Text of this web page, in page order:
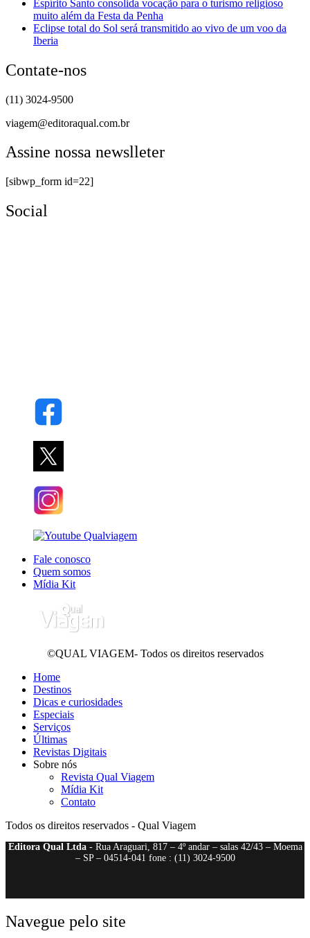
Espírito Santo consolida vocação para o turismo religioso
muito além da Festa da Penha
Eclipse total do Sol será transmitido ao vivo de um voo da
Iberia
Contate-nos
(11) 3024-9500
viagem@editoraqual.com.br
Assine nossa newslleter
[sibwp_form id=22]
Social
Fale conosco
Quem somos
Mídia Kit
©QUAL VIAGEM- Todos os direitos reservados
Home
Destinos
Dicas e curiosidades
Especiais
Serviços
Últimas
Revistas Digitais
Sobre nós
Revista Qual Viagem
Mídia Kit
Contato
Todos os direitos reservados - Qual Viagem
Editora Qual Ltda- Rua Araguari, 817 – 4º andar – salas 42/43 – Moema
– SP – 04514-041 fone : (11) 3024-9500
Navegue pelo site